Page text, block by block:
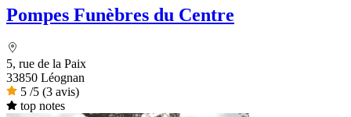
Pompes Funèbres du Centre
5, rue de la Paix
33850 Léognan
5 /5 (3 avis)
top notes